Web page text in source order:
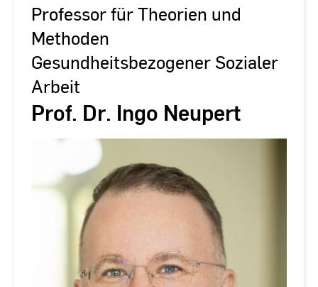
Professor für Theorien und
Methoden
Gesundheitsbezogener Sozialer
Arbeit
Prof. Dr. Ingo Neupert